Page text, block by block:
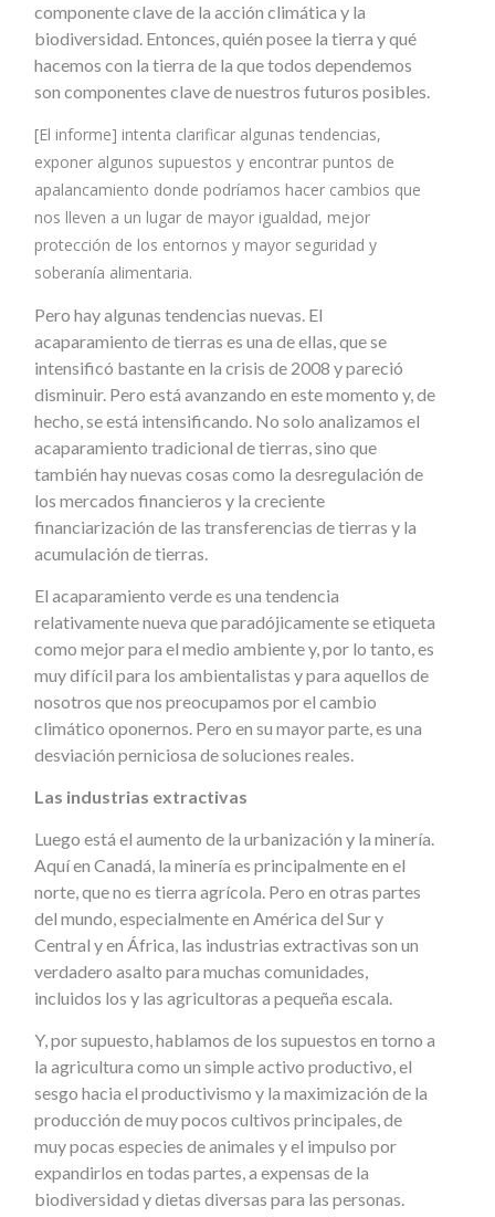
componente clave de la acción climática y la
biodiversidad. Entonces, quién posee la tierra y qué
hacemos con la tierra de la que todos dependemos
son componentes clave de nuestros futuros posibles.
[El informe] intenta clarificar algunas tendencias,
exponer algunos supuestos y encontrar puntos de
apalancamiento donde podríamos hacer cambios que
nos lleven a un lugar de mayor igualdad, mejor
protección de los entornos y mayor seguridad y
soberanía alimentaria.
Pero hay algunas tendencias nuevas. El
acaparamiento de tierras es una de ellas, que se
intensificó bastante en la crisis de 2008 y pareció
disminuir. Pero está avanzando en este momento y, de
hecho, se está intensificando. No solo analizamos el
acaparamiento tradicional de tierras, sino que
también hay nuevas cosas como la desregulación de
los mercados financieros y la creciente
financiarización de las transferencias de tierras y la
acumulación de tierras.
El acaparamiento verde es una tendencia
relativamente nueva que paradójicamente se etiqueta
como mejor para el medio ambiente y, por lo tanto, es
muy difícil para los ambientalistas y para aquellos de
nosotros que nos preocupamos por el cambio
climático oponernos. Pero en su mayor parte, es una
desviación perniciosa de soluciones reales.
Las industrias extractivas
Luego está el aumento de la urbanización y la minería.
Aquí en Canadá, la minería es principalmente en el
norte, que no es tierra agrícola. Pero en otras partes
del mundo, especialmente en América del Sur y
Central y en África, las industrias extractivas son un
verdadero asalto para muchas comunidades,
incluidos los y las agricultoras a pequeña escala.
Y, por supuesto, hablamos de los supuestos en torno a
la agricultura como un simple activo productivo, el
sesgo hacia el productivismo y la maximización de la
producción de muy pocos cultivos principales, de
muy pocas especies de animales y el impulso por
expandirlos en todas partes, a expensas de la
biodiversidad y dietas diversas para las personas.